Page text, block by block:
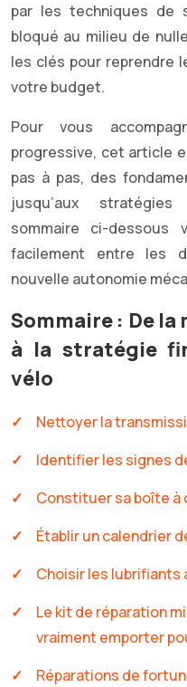
par les techniques de
bloqué au milieu de
les clés pour reprendre
votre budget.
Pour vous
progressive, cet article
pas à pas, des
jusqu’aux
sommaire ci-dessous
facilement entre les
nouvelle autonomie
Sommaire : De
à la stratégie
vélo
Nettoyer la
Identifier les signes
Constituer sa boîte à
Établir un calendrier
Choisir les lubrifiants
Le kit de réparation
vraiment emporter
Réparations de